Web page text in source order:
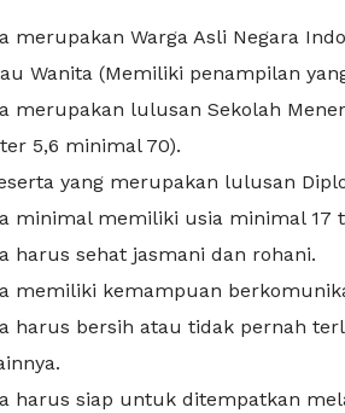
merupakan Warga Asli Negara
Wanita (Memiliki penampilan
merupakan lulusan Sekolah
5,6 minimal 70).
yang merupakan lulusan
minimal memiliki usia minimal 17
harus sehat jasmani dan rohani.
memiliki kemampuan
harus bersih atau tidak pernah
harus siap untuk ditempatkan